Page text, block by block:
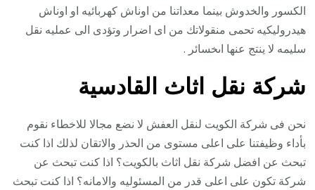
الكسور والخدوش بينما معداتنا من اوناش كهربائيه او اوناش
هيدروليكيه تحمى منقولاتك من اى اضرار وتؤدى الى عمليه نقل
سليمه لا ينتج عنها اىخسائر .
شركة نقل اثاث القادسية
نحن فى شركة الكويت لنقل العفش لا نضع مجالا للاخطاء نقوم
بأداء وظيفتنا على اعلى مستوى من الحذر والاتقان لذلك اذا كنت
تبحث عن افضل شركة نقل اثاث بالكويت؟ اذا كنت تبحث عن
شركة تكون على اعلى قدر من المسئوليه والامانه؟ اذا كنت تبحث